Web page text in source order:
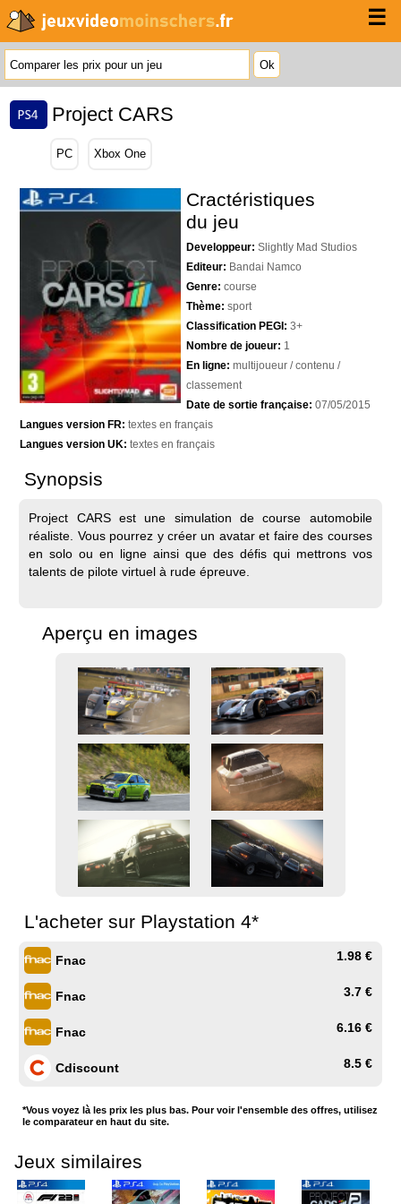
☰
Project CARS
PC Xbox One
Cractéristiques
du jeu
Developpeur: Slightly Mad Studios
Editeur: Bandai Namco
Genre: course
Thème: sport
Classification PEGI: 3+
Nombre de joueur: 1
En ligne: multijoueur / contenu /
classement
Date de sortie française: 07/05/2015
Langues version FR: textes en français
Langues version UK: textes en français
Synopsis
Project CARS est une simulation de course automobile
réaliste. Vous pourrez y créer un avatar et faire des courses
en solo ou en ligne ainsi que des défis qui mettrons vos
talents de pilote virtuel à rude épreuve.
Aperçu en images
L'acheter sur Playstation 4*
Fnac 1.98 €
Fnac 3.7 €
Fnac 6.16 €
Cdiscount 8.5 €
*Vous voyez là les prix les plus bas. Pour voir l'ensemble des offres, utilisez
le comparateur en haut du site.
Jeux similaires